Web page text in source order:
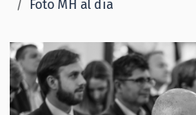
Foto MH al día